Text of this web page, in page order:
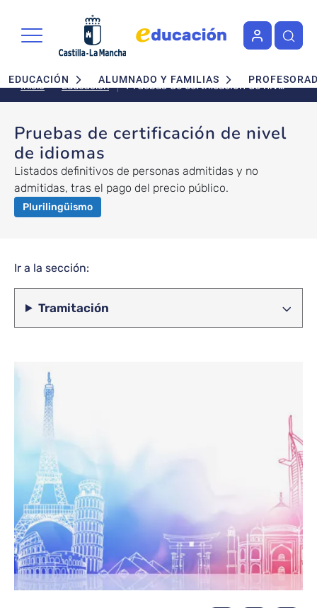
Navegación principal
EDUCACIÓN ALUMNADO Y FAMILIAS
Inicio Educación
Pruebas de certificación de nivel
de idiomas
Pruebas de certificación de nivel
de idiomas
Listados definitivos de personas admitidas y no
admitidas, tras el pago del precio público.
Plurilingüismo
Ir a la sección:
Tramitación